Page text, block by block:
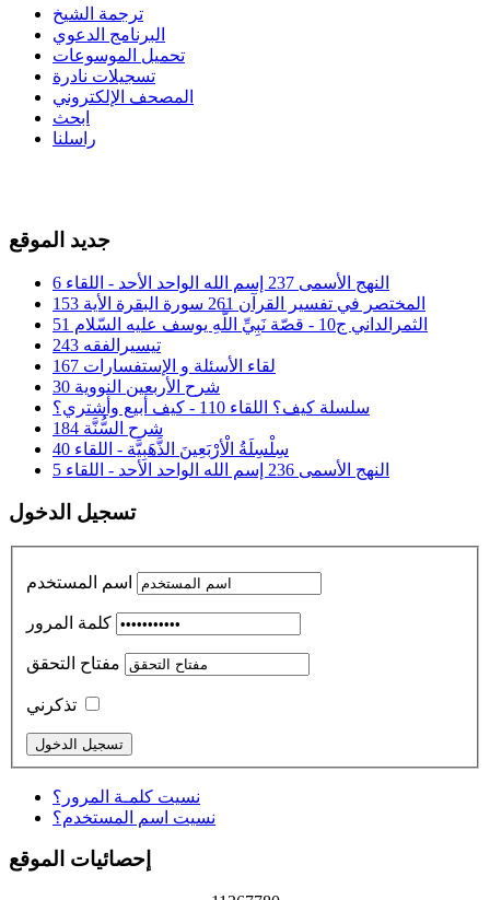
ترجمة الشيخ
البرنامج الدعوي
تحميل الموسوعات
تسجيلات نادرة
المصحف الإلكتروني
ابحث
راسلنا
جديد الموقع
النهج الأسمى 237 إسم الله الواحد الأحد - اللقاء 6
المختصر في تفسير القرآن 261 سورة البقرة الأية 153
الثمرالداني ج10 - قصّة نَبِيِّ اللَّهِ يوسف عليه السّلام 51
تيسيرالفقه 243
لقاء الأسئلة و الإستفسارات 167
شرح الأربعين النووية 30
سلسلة كيف؟ اللقاء 110 - كيف أبيع وأشتري؟
شرح السُّنَّة 184
سِلْسِلَةُ الْأرْبَعِينَ الذَّهَبِيَّة - اللقاء 40
النهج الأسمى 236 إسم الله الواحد الأحد - اللقاء 5
تسجيل الدخول
اسم المستخدم
كلمة المرور
مفتاح التحقق
تذكرني
نسيت كلمـة المرور؟
نسيت اسم المستخدم؟
إحصائيات الموقع